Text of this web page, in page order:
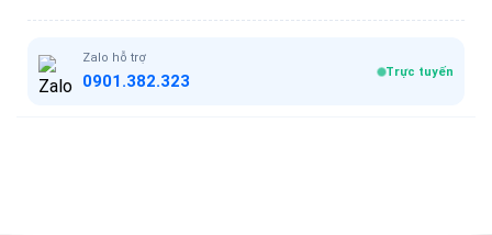
Zalo hỗ trợ
0901.382.323 Trực tuyến